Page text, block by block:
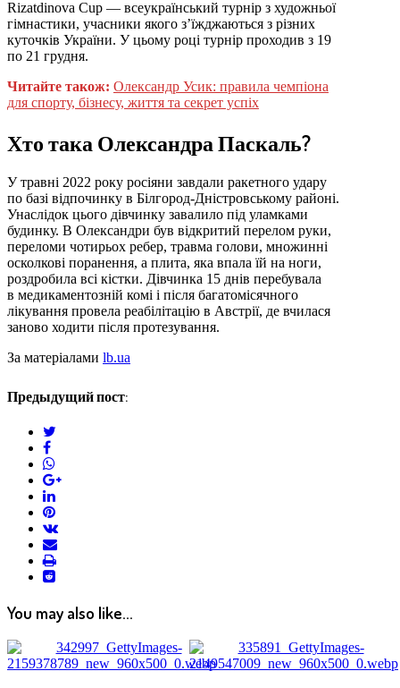
Rizatdinova Cup — всеукраїнський турнір з художньої
гімнастики, учасники якого з’їжджаються з різних
куточків України. У цьому році турнір проходив з 19
по 21 грудня.
Читайте також: Олександр Усик: правила чемпіона
для спорту, бізнесу, життя та секрет успіх
Хто така Олександра Паскаль?
У травні 2022 року росіяни завдали ракетного удару
по базі відпочинку в Білгород-Дністровському районі.
Унаслідок цього дівчинку завалило під уламками
будинку. В Олександри був відкритий перелом руки,
переломи чотирьох ребер, травма голови, множинні
осколкові поранення, а плита, яка впала їй на ноги,
роздробила всі кістки. Дівчинка 15 днів перебувала
в медикаментозній комі і після багатомісячного
лікування провела реабілітацію в Австрії, де вчилася
заново ходити після протезування.
За матеріалами lb.ua
Предыдущий пост:
facebook
google+
linkedin
pinterest
vkontakte
email
print
reddit
reddit
You may also like...